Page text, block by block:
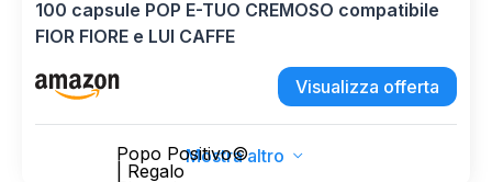
100 capsule POP E-TUO CREMOSO compatibile
FIOR FIORE e LUI CAFFE
Visualizza offerta
Mostra altro
Popo Positivo©
| Regalo